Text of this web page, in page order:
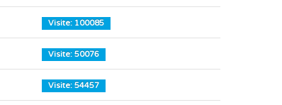
Visite: 100085
Visite: 50076
Visite: 54457